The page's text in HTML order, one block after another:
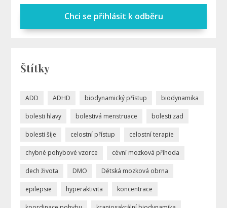
Chci se přihlásit k odběru
Štítky
ADD ADHD biodynamický přístup biodynamika
bolesti hlavy bolestivá menstruace bolesti zad
bolesti šíje celostní přístup celostní terapie
chybné pohybové vzorce cévní mozková příhoda
dech života DMO Dětská mozková obrna
epilepsie hyperaktivita koncentrace